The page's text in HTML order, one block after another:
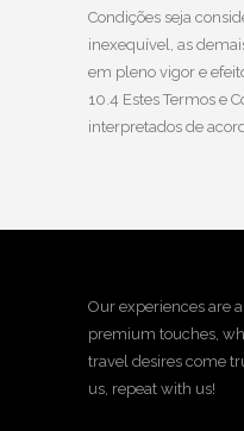
Condições seja
inexequível, as
em pleno vigor e
10.4 Estes Termos e
interpretados de
Our experiences are
premium touches,
travel desires come
us, repeat with us!